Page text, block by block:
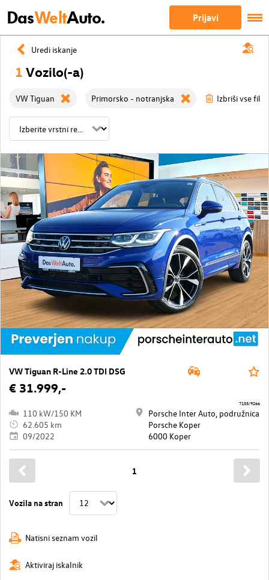
DasWeltAuto. Prijavi
Uredi iskanje
1 Vozilo(-a)
VW Tiguan Primorsko - notranjska Izbriši vse
VW Tiguan R-Line 2.0 TDI DSG
€ 31.999,-
110 kW/150 KM
62.605 km
09/2022
Porsche Inter Auto, podružnica
Porsche Koper
6000 Koper
7155/9266
Vozila na stran
1
Natisni seznam vozil
Aktiviraj iskalnik